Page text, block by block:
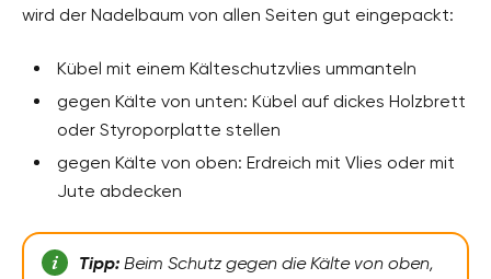
wird der Nadelbaum von allen Seiten gut eingepackt:
Kübel mit einem Kälteschutzvlies ummanteln
gegen Kälte von unten: Kübel auf dickes Holzbrett
oder Styroporplatte stellen
gegen Kälte von oben: Erdreich mit Vlies oder mit
Jute abdecken
Tipp: Beim Schutz gegen die Kälte von oben,